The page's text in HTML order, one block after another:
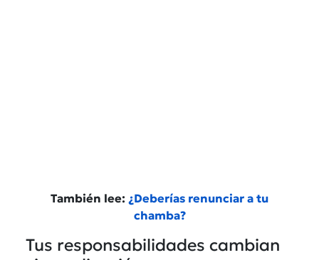
También lee: ¿Deberías renunciar a tu
chamba?
Tus responsabilidades cambian